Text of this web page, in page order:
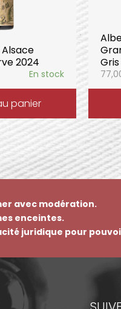
2024
En stock
panier
Gris
avec modération.
enceintes.
juridique pour